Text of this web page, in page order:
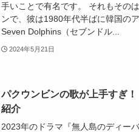
手いことで有名です。 それもその
ンで、彼は1980年代半ばに韓国の
Seven Dolphins（セブンドル...
2024年5月21日
パクウンビンの歌が上手すぎ
紹介
2023年のドラマ『無人島のディー